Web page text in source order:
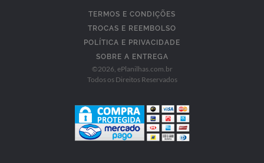
TERMOS E CONDIÇÕES
TROCAS E REEMBOLSO
POLÍTICA E PRIVACIDADE
SOBRE A ENTREGA
©2026 , ePlanilhas.com.br
Todos os Direitos Reservados